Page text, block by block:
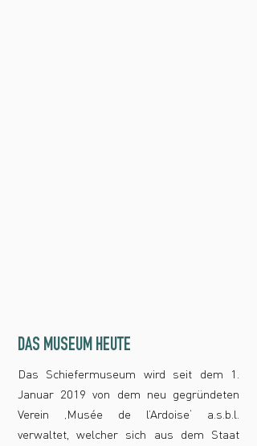
DAS MUSEUM HEUTE
Das Schiefermuseum wird seit dem 1.
Januar 2019 von dem neu gegründeten
Verein ‚Musée de l’Ardoise‘ a.s.b.l.
verwaltet, welcher sich aus dem Staat